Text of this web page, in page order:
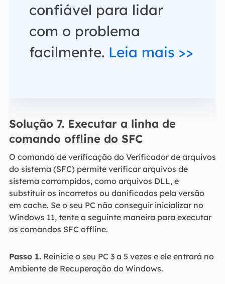
confiável para lidar
com o problema
facilmente. Leia mais >>
Solução 7. Executar a linha de
comando offline do SFC
O comando de verificação do Verificador de arquivos
do sistema (SFC) permite verificar arquivos de
sistema corrompidos, como arquivos DLL, e
substituir os incorretos ou danificados pela versão
em cache. Se o seu PC não conseguir inicializar no
Windows 11, tente a seguinte maneira para executar
os comandos SFC offline.
Passo 1.Reinicie o seu PC 3 a 5 vezes e ele entrará no
Ambiente de Recuperação do Windows.